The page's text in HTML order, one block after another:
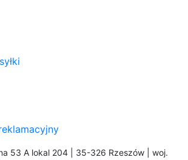
53 A lokal 204 | 35-326 Rzeszów | woj.